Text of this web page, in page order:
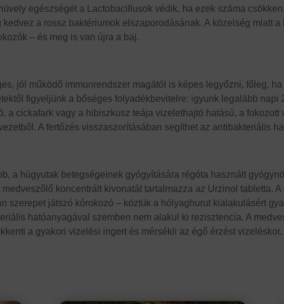
egészségét a Lactobacillusok védik, ha ezek száma
a rossz baktériumok elszaporodásának. A közelség miatt
– és meg is van újra a baj.
jól működő immunrendszer magától is képes legyőzni, főleg,
figyeljünk a bőséges folyadékbevitelre: igyunk legalább napi
a cickafark vagy a hibiszkusz teája vizelethajtó hatású, a fokozott
A fertőzés visszaszorításában segíthet az antibakteriális
a húgyutak betegségeinek gyógyítására régóta használt
koncentrált kivonatát tartalmazza az Urzinol tabletta.
szerepet játszó kórokozó – köztük a hólyaghurut kialakulásért
hatóanyagával szemben nem alakul ki rezisztencia. A
a gyakori vizelési ingert és mérsékli az égő érzést vizeléskor.